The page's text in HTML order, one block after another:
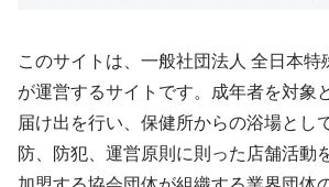
このサイトは、一般社団法人 全日本特
が運営するサイトです。成年者を対象
届け出を行い、保健所からの浴場とし
防、防犯、運営原則に則った店舗活動